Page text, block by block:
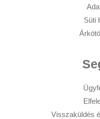
Süti
Visszaküldés